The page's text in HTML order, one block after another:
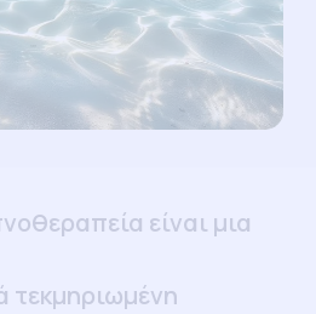
είναι μια
τεκμηριωμένη